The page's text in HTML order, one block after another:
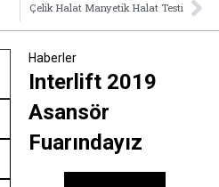
Çelik Halat Manyetik Halat Testi
Haberler
Interlift 2019
Asansör
Fuarındayız